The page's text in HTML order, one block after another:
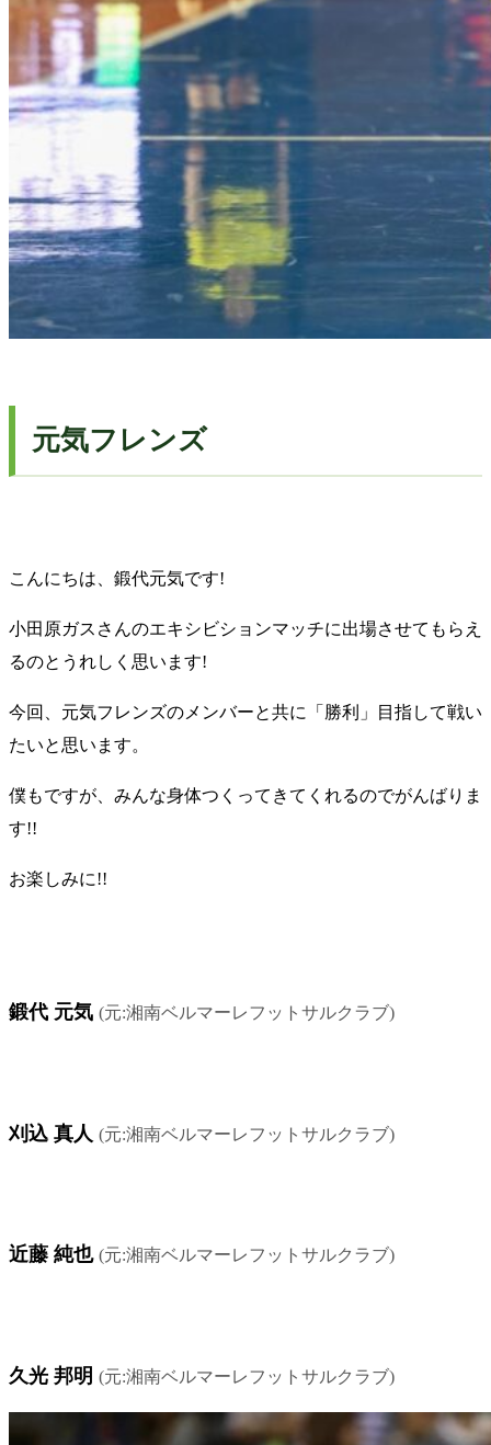
元気フレンズ
こんにちは、鍛代元気です!
小田原ガスさんのエキシビションマッチに出場させてもらえ
るのとうれしく思います!
今回、元気フレンズのメンバーと共に「勝利」目指して戦い
たいと思います。
僕もですが、みんな身体つくってきてくれるのでがんばりま
す!!
お楽しみに!!
鍛代 元気 (元:湘南ベルマーレフットサルクラブ)
刈込 真人 (元:湘南ベルマーレフットサルクラブ)
近藤 純也 (元:湘南ベルマーレフットサルクラブ)
久光 邦明 (元:湘南ベルマーレフットサルクラブ)